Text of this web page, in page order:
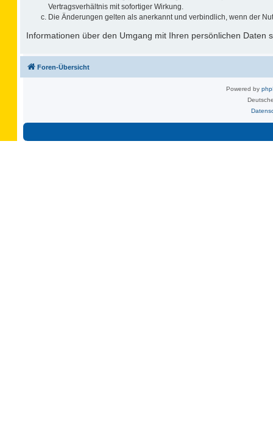
Vertragsverhältnis mit sofortiger Wirkung.
Die Änderungen gelten als anerkannt und verbindlich, wenn der
Informationen über den Umgang mit Ihren persönlichen Daten
Foren-Übersicht
Powered by